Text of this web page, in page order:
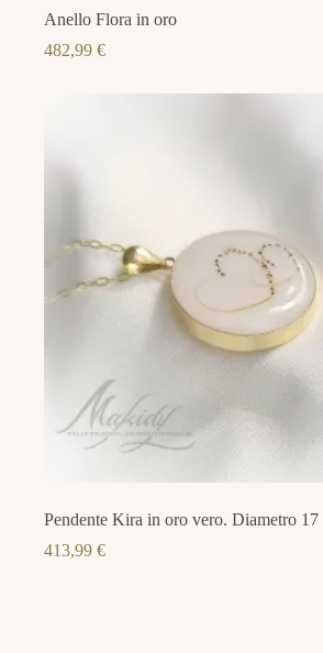
Anello Flora in oro
482,99 €
Pendente Kira in oro vero. Diametro 17
413,99 €